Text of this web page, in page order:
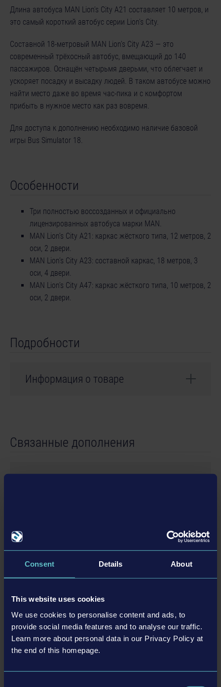
Consent Details About
This website uses cookies
We use cookies to personalise content and ads, to
provide social media features and to analyse our traffic.
Learn more about personal data in our Privacy Policy at
the end of this homepage.
Длина автобуса MAN Lion’s City A21 составляет 10 метров, и
это самый короткий автобус серии Lion’s City.
Составной 18-метровый MAN Lion’s City A23 — это
современный трёхосный автобус, вмещающий до 140
пассажиров. Оснащён четырьмя дверьми, что облегчает и
ускоряет посадку и высадку людей. В таком автобусе можно
найти место даже во время час-пика и с комфортом
прибыть в нужное место как раз вовремя.
Для доступа к дополнению необходимо наличие базовой
игры Bus Simulator 18.
Особенности
Три полностью воссозданных и официально
лицензированных автобуса марки MAN.
MAN Lion’s City A21: каркас жёсткого типа, 12 метров, 2
оси, 2 двери.
MAN Lion’s City A23: составной каркас, 18 метров, 3
оси, 4 двери.
MAN Lion’s City A47: каркас жёсткого типа, 10 метров, 2
оси, 2 двери.
Подробности
Информация о товаре
Связанные дополнения
ЕЩЁ
Дополнения